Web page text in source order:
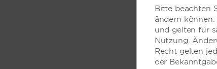
Bitte beachten
ändern
und gelten für
Nutzung.
Recht gelten
der